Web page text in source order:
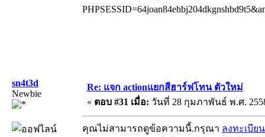
sn4t3d
Newbie
Re: แจก actionแยกสีฮาร์ฟโทน ตัวใหม่
« ตอบ #31 เมื่อ: วันที่ 28 กุมภาพันธ์ พ.ศ.
คุณไม่สามารถดูข้อความนี้.กรุณา ลงทะเบียน